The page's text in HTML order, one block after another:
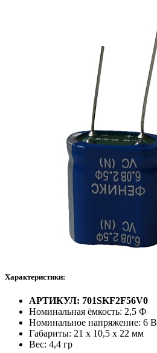
Характеристики:
АРТИКУЛ: 701SKF2F56V0
Номинальная ёмкость: 2,5 Ф
Номинальное напряжение: 6 В
Габариты: 21 х 10,5 х 22 мм
Вес: 4,4 гр